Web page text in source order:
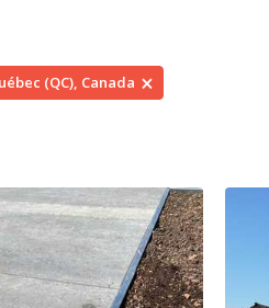
(QC), Canada